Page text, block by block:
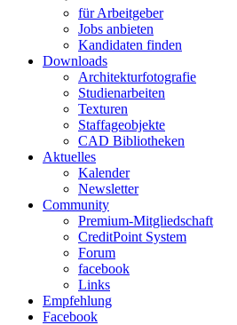
für Arbeitgeber
Jobs anbieten
Kandidaten finden
Downloads
Architekturfotografie
Studienarbeiten
Texturen
Staffageobjekte
CAD Bibliotheken
Aktuelles
Kalender
Newsletter
Community
Premium-Mitgliedschaft
CreditPoint System
Forum
facebook
Links
Empfehlung
Facebook